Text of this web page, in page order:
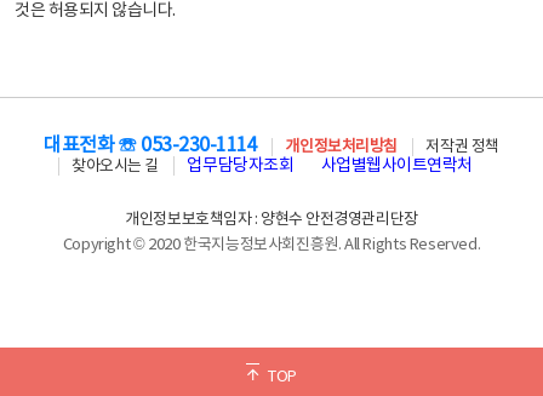
것은 허용되지 않습니다.
TOP
대표전화 ☏ 053-230-1114 개인정보처리방침
저작권 정책
찾아오시는 길
업무담당자조회 사업별웹사이트연락처
개인정보보호책임자 : 양현수 안전경영관리단장
Copyright © 2020 한국지능정보사회진흥원. All Rights Reserved.